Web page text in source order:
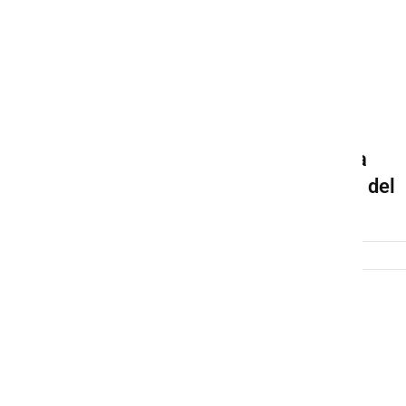
12. redna seja Občinskega
sveta Občine Ljutomer - 1. del